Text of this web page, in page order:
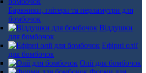
Барвники, глітери та перламутри для
бомбочок
Віддушки
для бомбочок
Ефірні олії
для бомбочок
Олії для бомбочок